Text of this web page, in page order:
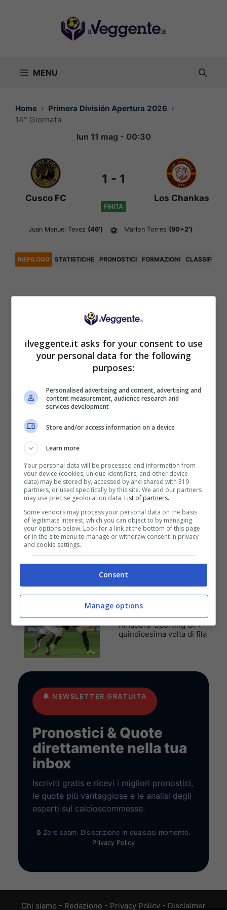
MENU
Home
Primera División Apertura 2026
14° Giornata
lun 11 mag - 00:30
Cusco FC
1 - 1
FINITA
Los Chankas
Juan Manuel Tevez (46') ⚽ Marlon Torres (90+2')
RIEPILOGO STATISTICHE PRONOSTICI FORMAZIONI CLASSIFICA
Telegram del Veggente:
pronostici esclusivi e in
tempo reale su
in porta e tanto altro!
Anteprime, CALCIO
cantiere aperto
Anteprime ,CALCIO
Pronostico Brighton-
Roma: il ritiro si chiude
Anteprime
Pronostico Estrela
Amadora-Sporting CP:
quindicesima volta di fila
🔔 NEWSLETTER GRATUITA
Pronostici & Quote
direttamente nella tua
inbox
Iscriviti gratis e ricevi i migliori pronostici,
le quote più vantaggiose e le analisi degli
esperti sul calcioscommesse.
🔒 Zero spam. Disiscrizione in qualsiasi momento.
Privacy Policy
Chi siamo - Redazione - Privacy Policy - Disclaimer
ilveggente.it asks for your consent to use
your personal data for the following
purposes:
Personalised advertising and content, advertising and
content measurement, audience research and
services development
Store and/or access information on a device
Learn more
Your personal data will be processed and information from
your device (cookies, unique identifiers, and other device
data) may be stored by, accessed by and shared with 319
partners, or used specifically by this site. We and our partners
may use precise geolocation data. List of partners.
Some vendors may process your personal data on the basis
of legitimate interest, which you can object to by managing
your options below. Look for a link at the bottom of this page
or in the site menu to manage or withdraw consent in privacy
and cookie settings.
Consent
Manage options